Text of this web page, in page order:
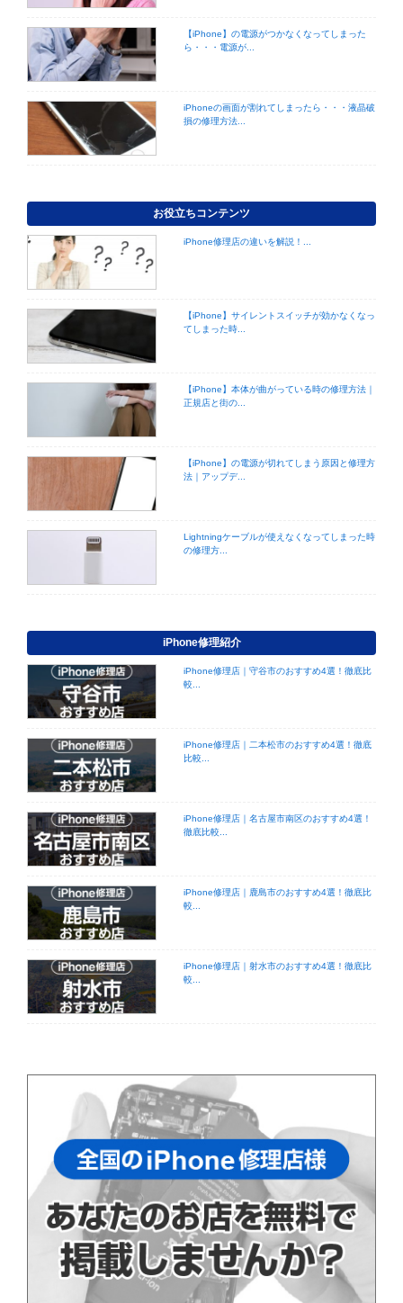
【iPhone】の電源がつかなくなってしまった
ら・・・電源が...
iPhoneの画面が割れてしまったら・・・液晶破
損の修理方法...
お役立ちコンテンツ
iPhone修理店の違いを解説！...
【iPhone】サイレントスイッチが効かなくなっ
てしまった時...
【iPhone】本体が曲がっている時の修理方法｜
正規店と街の...
【iPhone】の電源が切れてしまう原因と修理方
法｜アップデ...
Lightningケーブルが使えなくなってしまった時
の修理方...
iPhone修理紹介
iPhone修理店｜守谷市のおすすめ4選！徹底比
較...
iPhone修理店｜二本松市のおすすめ4選！徹底
比較...
iPhone修理店｜名古屋市南区のおすすめ4選！
徹底比較...
iPhone修理店｜鹿島市のおすすめ4選！徹底比
較...
iPhone修理店｜射水市のおすすめ4選！徹底比
較...